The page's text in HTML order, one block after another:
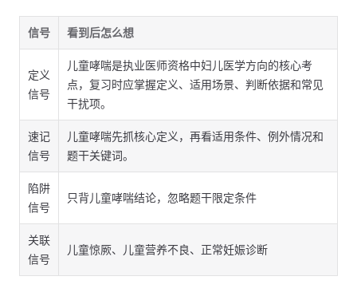
信号 看到后怎么想
定义
信号
儿童哮喘是执业医师资格中妇儿医学方向的核心考
点，复习时应掌握定义、适用场景、判断依据和常见
干扰项。
速记
信号
儿童哮喘先抓核心定义，再看适用条件、例外情况和
题干关键词。
陷阱
信号
只背儿童哮喘结论，忽略题干限定条件
关联
信号
儿童惊厥、儿童营养不良、正常妊娠诊断